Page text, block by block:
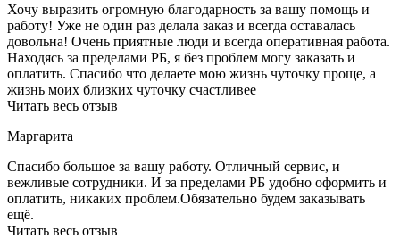
Хочу выразить огромную благодарность за вашу помощь и
работу! Уже не один раз делала заказ и всегда оставалась
довольна! Очень приятные люди и всегда оперативная работа.
Находясь за пределами РБ, я без проблем могу заказать и
оплатить. Спасибо что делаете мою жизнь чуточку проще, а
жизнь моих близких чуточку счастливее
Читать весь отзыв
Маргарита
Спасибо большое за вашу работу. Отличный сервис, и
вежливые сотрудники. И за пределами РБ удобно оформить и
оплатить, никаких проблем.Обязательно будем заказывать
ещё.
Читать весь отзыв